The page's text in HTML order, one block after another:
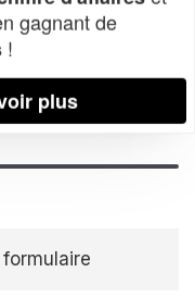
contributors,
gagnant de
!
plus